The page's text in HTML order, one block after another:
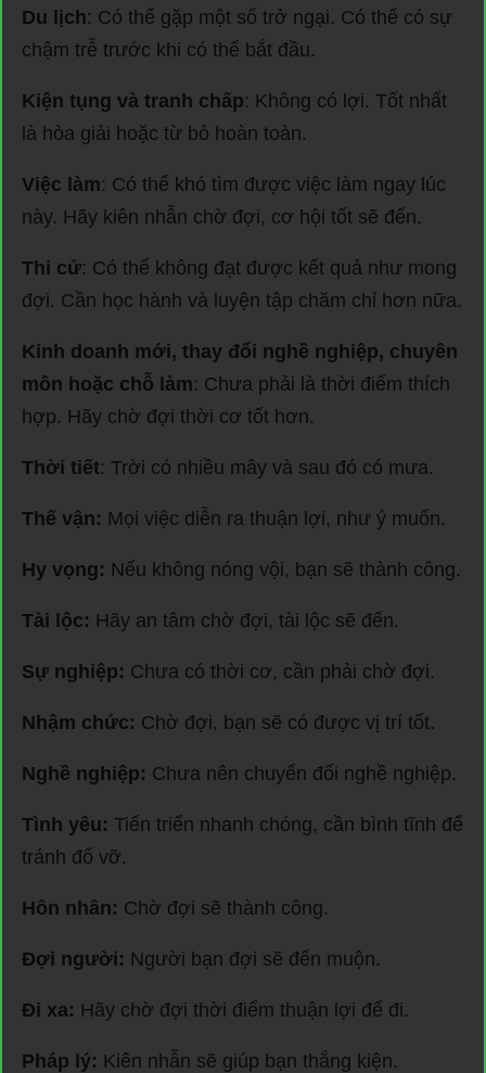
Du lịch: Có thể gặp một số trở ngại. Có thể có sự
chậm trễ trước khi có thể bắt đầu.
Kiện tụng và tranh chấp: Không có lợi. Tốt nhất
là hòa giải hoặc từ bỏ hoàn toàn.
Việc làm: Có thể khó tìm được việc làm ngay lúc
này. Hãy kiên nhẫn chờ đợi, cơ hội tốt sẽ đến.
Thi cử: Có thể không đạt được kết quả như mong
đợi. Cần học hành và luyện tập chăm chỉ hơn nữa.
Kinh doanh mới, thay đổi nghề nghiệp, chuyên
môn hoặc chỗ làm: Chưa phải là thời điểm thích
hợp. Hãy chờ đợi thời cơ tốt hơn.
Thời tiết: Trời có nhiều mây và sau đó có mưa.
Thế vận: Mọi việc diễn ra thuận lợi, như ý muốn.
Hy vọng: Nếu không nóng vội, bạn sẽ thành công.
Tài lộc: Hãy an tâm chờ đợi, tài lộc sẽ đến.
Sự nghiệp: Chưa có thời cơ, cần phải chờ đợi.
Nhậm chức: Chờ đợi, bạn sẽ có được vị trí tốt.
Nghề nghiệp: Chưa nên chuyển đổi nghề nghiệp.
Tình yêu: Tiến triển nhanh chóng, cần bình tĩnh để
tránh đổ vỡ.
Hôn nhân: Chờ đợi sẽ thành công.
Đợi người: Người bạn đợi sẽ đến muộn.
Đi xa: Hãy chờ đợi thời điểm thuận lợi để đi.
Pháp lý: Kiên nhẫn sẽ giúp bạn thắng kiện.